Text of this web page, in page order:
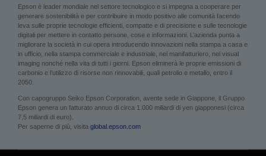
Epson è leader mondiale nel settore tecnologico e si impegna a cooperare per
generare sostenibilità e per contribuire in modo positivo alle comunità facendo
leva sulle proprie tecnologie efficienti, compatte e di precisione e sulle tecnologie
digitali per mettere in contatto persone, cose e informazioni. L’azienda punta a
migliorare la società in cui opera introducendo innovazioni nella stampa a casa e
in ufficio, nella stampa commerciale e industriale, nel manifatturiero, nel visual
imaging nonché nella vita di tutti i giorni. Epson eliminerà le proprie emissioni di
carbonio e l’utilizzo di risorse non rinnovabili, quali petrolio e metallo, entro il
2050.
Con capogruppo Seiko Epson Corporation, avente sede in Giappone, il Gruppo
Epson genera un fatturato annuo di circa 1.000 miliardi di yen giapponesi (circa
7,5 miliardi di euro).
Per saperne di più, visita global.epson.com